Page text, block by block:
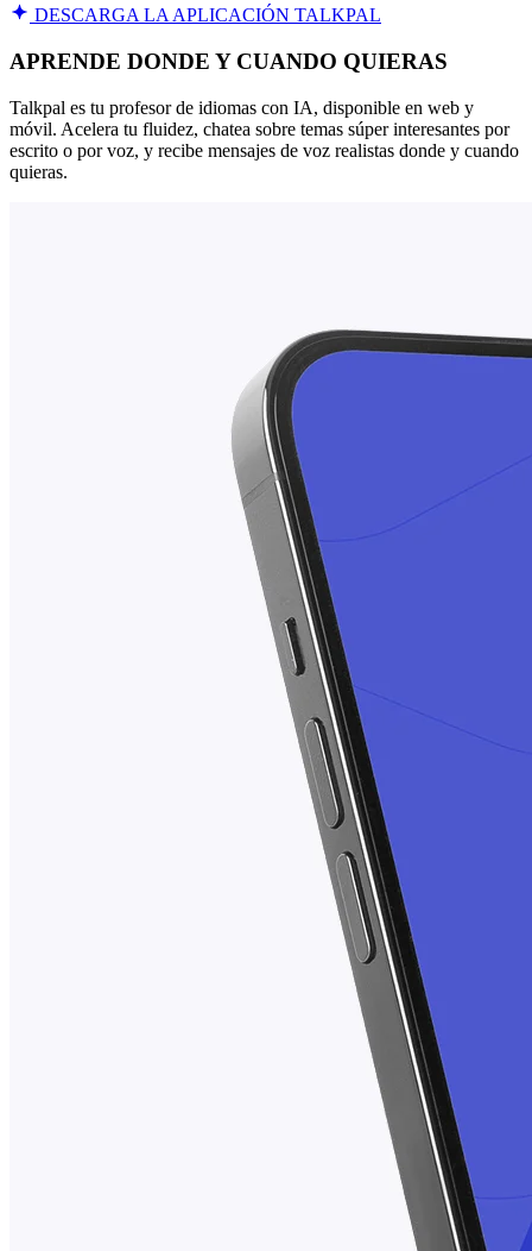
DESCARGA LA APLICACIÓN TALKPAL
APRENDE DONDE Y CUANDO QUIERAS
Talkpal es tu profesor de idiomas con IA, disponible en web y
móvil. Acelera tu fluidez, chatea sobre temas súper interesantes por
escrito o por voz, y recibe mensajes de voz realistas donde y cuando
quieras.